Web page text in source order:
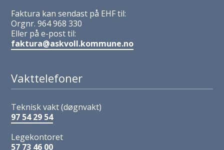
Faktura kan sendast på EHF til:
Orgnr. 964 968 330
Eller på e-post til:
faktura@askvoll.kommune.no
Vakttelefoner
Teknisk vakt (døgnvakt)
97 54 29 54
Legekontoret
57 73 46 00